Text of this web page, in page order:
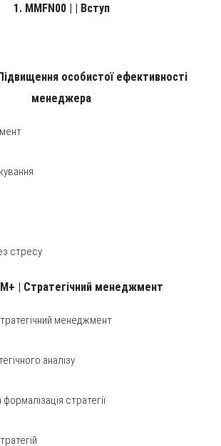
1. MMFN00 | | Вступ
особистої ефективності
менеджера
стресу
| Стратегічний менеджмент
менеджмент
аналізу
стратегії